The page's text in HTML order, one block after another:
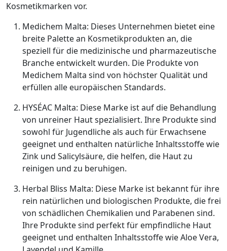
Kosmetikmarken vor.
Medichem Malta: Dieses Unternehmen bietet eine
breite Palette an Kosmetikprodukten an, die
speziell für die medizinische und pharmazeutische
Branche entwickelt wurden. Die Produkte von
Medichem Malta sind von höchster Qualität und
erfüllen alle europäischen Standards.
HYSÉAC Malta: Diese Marke ist auf die Behandlung
von unreiner Haut spezialisiert. Ihre Produkte sind
sowohl für Jugendliche als auch für Erwachsene
geeignet und enthalten natürliche Inhaltsstoffe wie
Zink und Salicylsäure, die helfen, die Haut zu
reinigen und zu beruhigen.
Herbal Bliss Malta: Diese Marke ist bekannt für ihre
rein natürlichen und biologischen Produkte, die frei
von schädlichen Chemikalien und Parabenen sind.
Ihre Produkte sind perfekt für empfindliche Haut
geeignet und enthalten Inhaltsstoffe wie Aloe Vera,